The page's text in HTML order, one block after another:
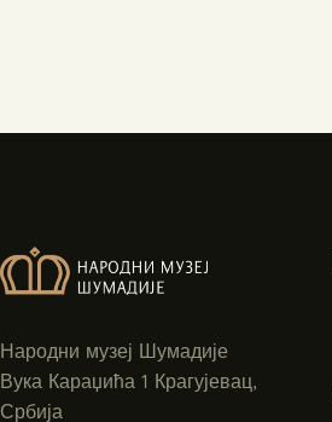
Народни музеј Шумадије
Вука Караџића 1 Крагујевац,
Србија